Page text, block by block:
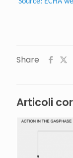
Share
Articoli